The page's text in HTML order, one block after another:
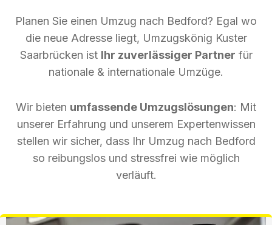
Planen Sie einen Umzug nach Bedford? Egal wo
die neue Adresse liegt, Umzugskönig Kuster
Saarbrücken ist Ihr zuverlässiger Partner für
nationale & internationale Umzüge.
Wir bieten umfassende Umzugslösungen: Mit
unserer Erfahrung und unserem Expertenwissen
stellen wir sicher, dass Ihr Umzug nach Bedford
so reibungslos und stressfrei wie möglich
verläuft.